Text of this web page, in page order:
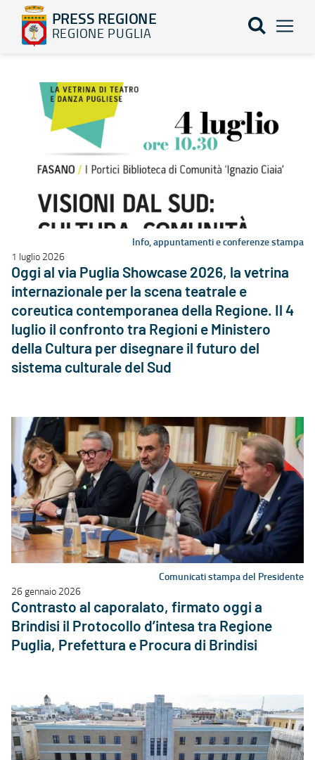
PRESS REGIONE
REGIONE PUGLIA
Info, appuntamenti e conferenze stampa
1 luglio 2026
Oggi al via Puglia Showcase 2026, la vetrina
internazionale per la scena teatrale e
coreutica contemporanea della Regione. Il 4
luglio il confronto tra Regioni e Ministero
della Cultura per disegnare il futuro del
sistema culturale del Sud
Comunicati stampa del Presidente
26 gennaio 2026
Contrasto al caporalato, firmato oggi a
Brindisi il Protocollo d’intesa tra Regione
Puglia, Prefettura e Procura di Brindisi